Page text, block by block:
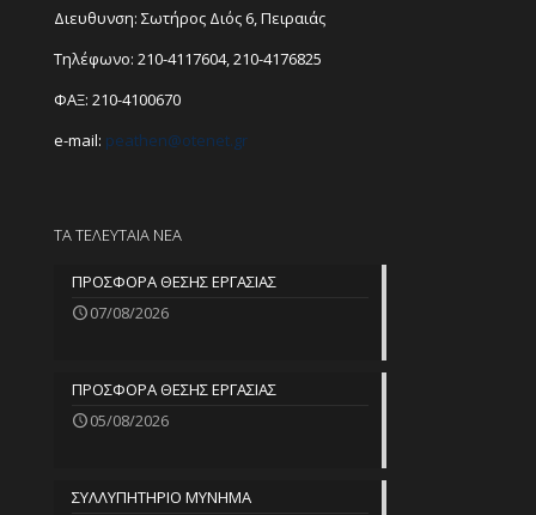
Διευθυνση: Σωτήρος Διός 6, Πειραιάς
Τηλέφωνο: 210-4117604,210-4176825
ΦΑΞ: 210-4100670
e-mail: peathen@otenet.gr
ΤΑ ΤΕΛΕΥΤΑΙΑ ΝΕΑ
ΠΡΟΣΦΟΡΑ ΘΕΣΗΣ ΕΡΓΑΣΙΑΣ
07/08/2026
ΠΡΟΣΦΟΡΑ ΘΕΣΗΣ ΕΡΓΑΣΙΑΣ
05/08/2026
ΣΥΛΛΥΠΗΤΗΡΙΟ ΜΥΝΗΜΑ